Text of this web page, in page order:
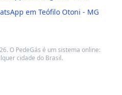
em Teófilo Otoni - MG
O PedeGás é um sistema online:
cidade do Brasil.